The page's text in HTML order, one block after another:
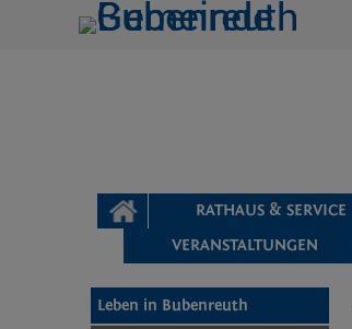
zur Navigationoderzur Startseite
STARTSEITE RATHAUS & SERVICE
VERANSTALTUNGEN
Leben in Bubenreuth